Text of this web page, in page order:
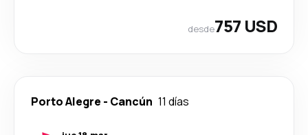
desde757 USD
Porto Alegre - Cancún 11 días